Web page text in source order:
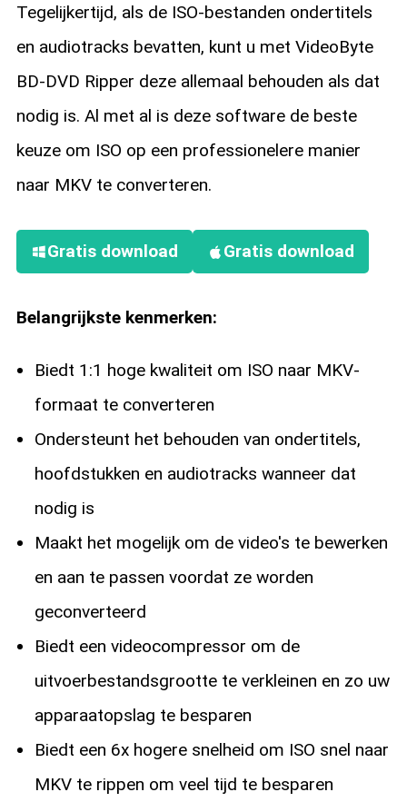
Tegelijkertijd, als de ISO-bestanden ondertitels
en audiotracks bevatten, kunt u met VideoByte
BD-DVD Ripper deze allemaal behouden als dat
nodig is. Al met al is deze software de beste
keuze om ISO op een professionelere manier
naar MKV te converteren.
Gratis download Gratis download
Belangrijkste kenmerken:
Biedt 1:1 hoge kwaliteit om ISO naar MKV-
formaat te converteren
Ondersteunt het behouden van ondertitels,
hoofdstukken en audiotracks wanneer dat
nodig is
Maakt het mogelijk om de video's te bewerken
en aan te passen voordat ze worden
geconverteerd
Biedt een videocompressor om de
uitvoerbestandsgrootte te verkleinen en zo uw
apparaatopslag te besparen
Biedt een 6x hogere snelheid om ISO snel naar
MKV te rippen om veel tijd te besparen